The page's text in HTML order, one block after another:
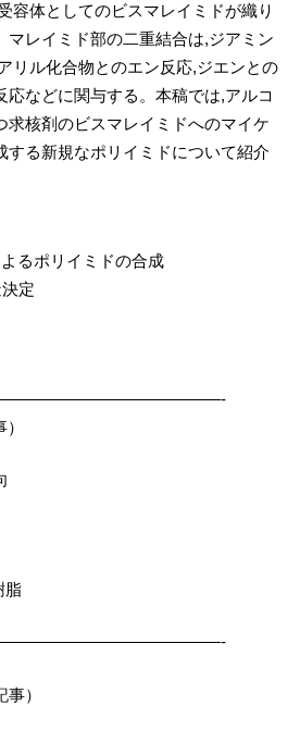
容体としてのビスマレイミドが織り
マレイミド部の二重結合は,ジアミン
リル化合物とのエン反応,ジエンとの
応などに関与する。本稿では,アルコ
求核剤のビスマレイミドへのマイケ
する新規なポリイミドについて紹介
るポリイミドの合成
定
脂
）